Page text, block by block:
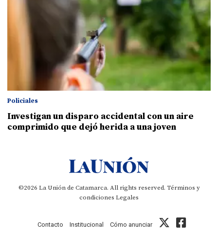
Policiales
Investigan un disparo accidental con un aire
comprimido que dejó herida a una joven
©2026 La Unión de Catamarca. All rights reserved. Términos y
condiciones Legales
Contacto Institucional Cómo anunciar